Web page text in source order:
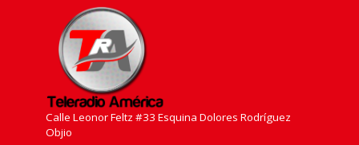
Calle Leonor Feltz #33 Esquina Dolores Rodríguez
Objio